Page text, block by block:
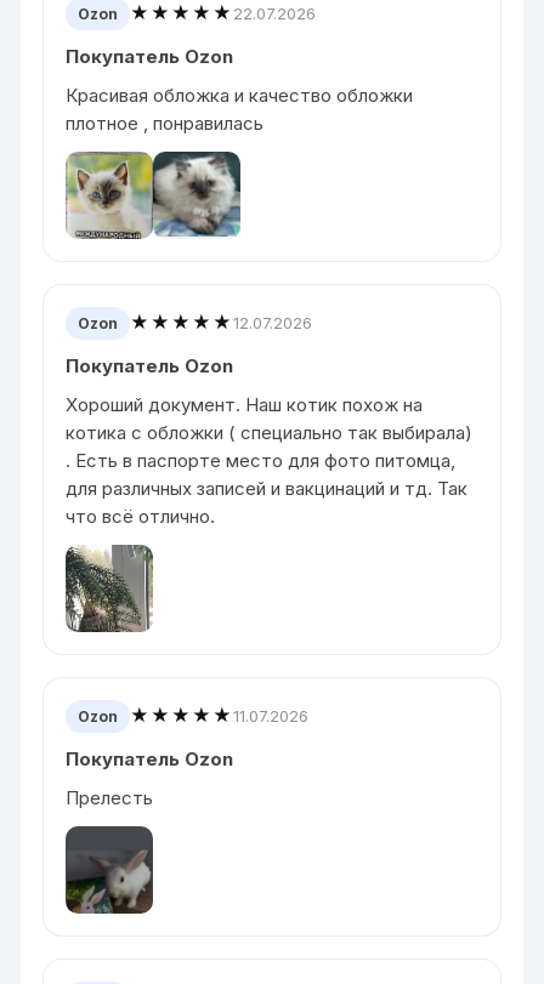
Ozon ★★★★★ 22.07.2026
Покупатель Ozon
Красивая обложка и качество обложки
плотное , понравилась
Ozon ★★★★★12.07.2026
Покупатель Ozon
Хороший документ. Наш котик похож на
котика с обложки ( специально так выбирала)
. Есть в паспорте место для фото питомца,
для различных записей и вакцинаций и тд. Так
что всё отлично.
Ozon ★★★★★11.07.2026
Покупатель Ozon
Прелесть